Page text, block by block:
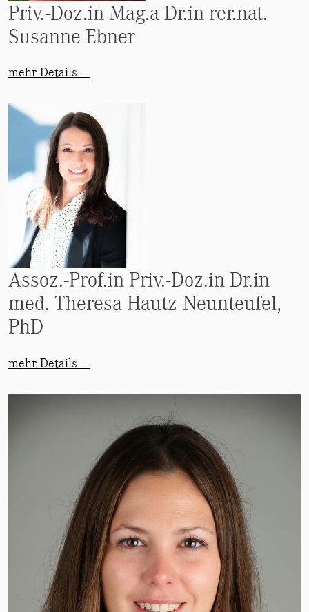
Priv.-Doz.in Mag.a Dr.in rer.nat.
Susanne Ebner
mehr Details…
Assoz.-Prof.in Priv.-Doz.in Dr.in
med. Theresa Hautz-Neunteufel,
PhD
mehr Details…